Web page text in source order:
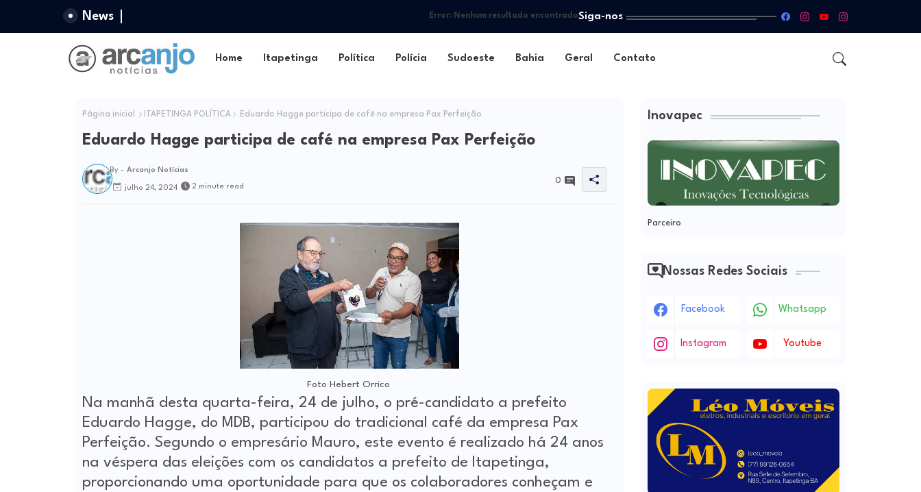
News Error:Nenhum resultado encontradoSiga-nos
Home Itapetinga Política Polícia Sudoeste Bahia Geral Contato
Página inicial ITAPETINGA POLÍTICA Eduardo Hagge participa de café na empresa Pax Perfeição
Eduardo Hagge participa de café na empresa Pax Perfeição
By - Arcanjo Notícias
julho 24, 2024 2 minute read
0
Foto Hebert Orrico
Na manhã desta quarta-feira, 24 de julho, o pré-candidato a prefeito
Eduardo Hagge, do MDB, participou do tradicional café da empresa Pax
Perfeição. Segundo o empresário Mauro, este evento é realizado há 24 anos
na véspera das eleições com os candidatos a prefeito de Itapetinga,
proporcionando uma oportunidade para que os colaboradores conheçam e
Inovapec
Parceiro
Nossas Redes Sociais
Facebook Whatsapp
Instagram Youtube